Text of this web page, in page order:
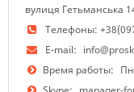
вулиця Гетьманська
Телефоны:
E-mail:
Время работы: